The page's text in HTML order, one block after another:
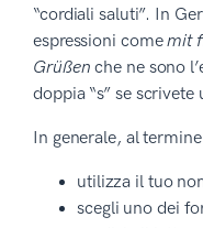
“cordiali saluti”. In
espressioni comemit
Grüßen che ne sono
doppia “s” se scrivete
In generale, al
utilizza il tuo
scegli uno dei